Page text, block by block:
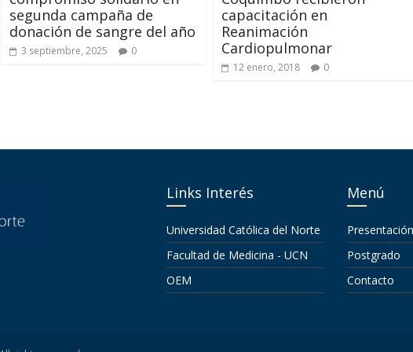
segunda campaña de
donación de sangre del año
3 septiembre, 2025 0
capacitación en
Reanimación
Cardiopulmonar
12 enero, 2018 0
Links Interés
Universidad Católica del Norte
Facultad de Medicina - UCN
OEM
Menú
Presentación
Postgrado
Contacto